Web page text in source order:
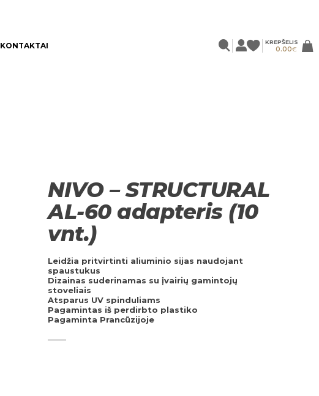
KREPŠELIS
0.00€
KONTAKTAI
NIVO – STRUCTURAL
AL-60 adapteris (10
vnt.)
Leidžia pritvirtinti aliuminio sijas naudojant
spaustukus
Dizainas suderinamas su įvairių gamintojų
stoveliais
Atsparus UV spinduliams
Pagamintas iš perdirbto plastiko
Pagaminta Prancūzijoje